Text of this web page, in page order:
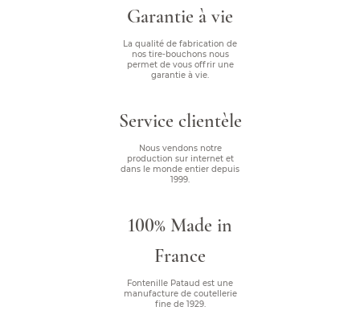
Garantie à vie
La qualité de fabrication de
nos tire-bouchons nous
permet de vous offrir une
garantie à vie.
Service clientèle
Nous vendons notre
production sur internet et
dans le monde entier depuis
1999.
100% Made in
France
Fontenille Pataud est une
manufacture de coutellerie
fine de 1929.